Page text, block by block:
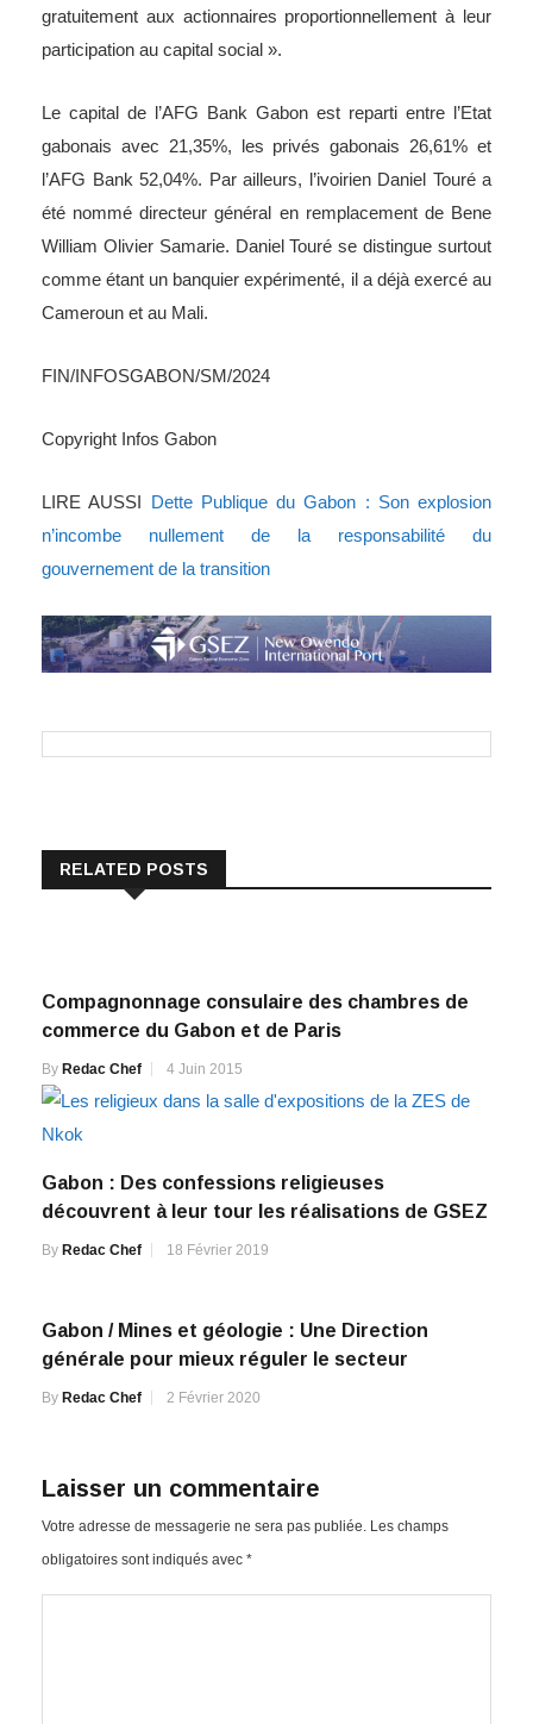
gratuitement aux actionnaires proportionnellement à leur
participation au capital social ».
Le capital de l’AFG Bank Gabon est reparti entre l’Etat
gabonais avec 21,35%, les privés gabonais 26,61% et
l’AFG Bank 52,04%. Par ailleurs, l’ivoirien Daniel Touré a
été nommé directeur général en remplacement de Bene
William Olivier Samarie. Daniel Touré se distingue surtout
comme étant un banquier expérimenté, il a déjà exercé au
Cameroun et au Mali.
FIN/INFOSGABON/SM/2024
Copyright Infos Gabon
LIRE AUSSI Dette Publique du Gabon : Son explosion
n’incombe nullement de la responsabilité du
gouvernement de la transition
RELATED POSTS
Compagnonnage consulaire des chambres de
commerce du Gabon et de Paris
By Redac Chef 4 Juin 2015
Gabon : Des confessions religieuses
découvrent à leur tour les réalisations de GSEZ
By Redac Chef 18 Février 2019
Gabon / Mines et géologie : Une Direction
générale pour mieux réguler le secteur
By Redac Chef 2 Février 2020
Laisser un commentaire
Votre adresse de messagerie ne sera pas publiée. Les champs
obligatoires sont indiqués avec *